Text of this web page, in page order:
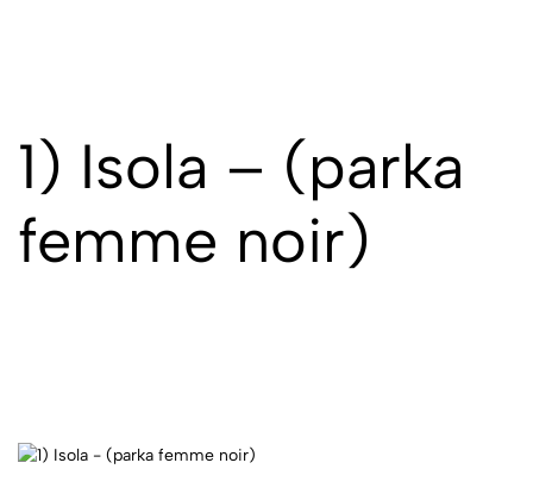
1) Isola – (parka
femme noir)